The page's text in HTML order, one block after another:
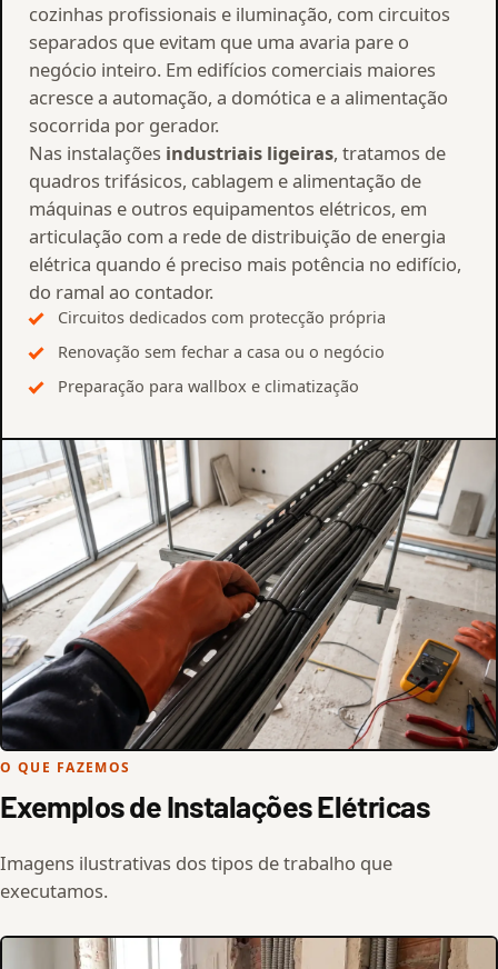
cozinhas profissionais e iluminação, com circuitos
separados que evitam que uma avaria pare o
negócio inteiro. Em edifícios comerciais maiores
acresce a automação, a domótica e a alimentação
socorrida por gerador.
Nas instalações industriais ligeiras, tratamos de
quadros trifásicos, cablagem e alimentação de
máquinas e outros equipamentos elétricos, em
articulação com a rede de distribuição de energia
elétrica quando é preciso mais potência no edifício,
do ramal ao contador.
Circuitos dedicados com protecção própria
Renovação sem fechar a casa ou o negócio
Preparação para wallbox e climatização
O QUE FAZEMOS
Exemplos de Instalações Elétricas
Imagens ilustrativas dos tipos de trabalho que
executamos.